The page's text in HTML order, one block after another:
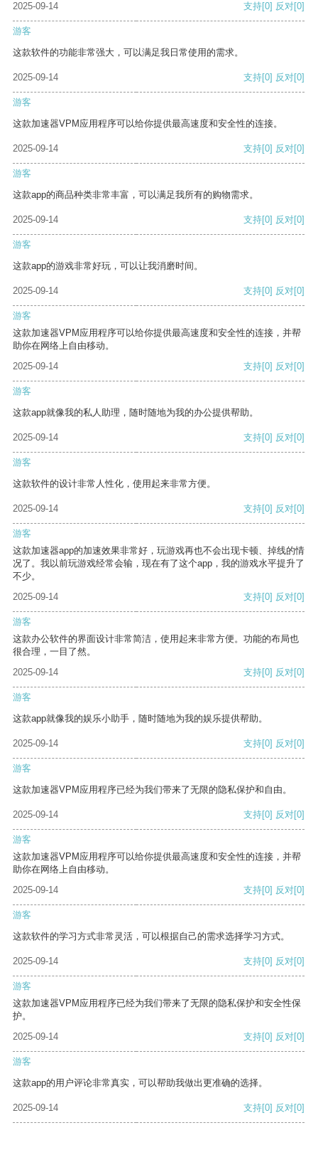
2025-09-14 支持[0] 反对[0]
游客
这款软件的功能非常强大，可以满足我日常使用的需求。
2025-09-14 支持[0] 反对[0]
游客
这款加速器VPM应用程序可以给你提供最高速度和安全性的连接。
2025-09-14 支持[0] 反对[0]
游客
这款app的商品种类非常丰富，可以满足我所有的购物需求。
2025-09-14 支持[0] 反对[0]
游客
这款app的游戏非常好玩，可以让我消磨时间。
2025-09-14 支持[0] 反对[0]
游客
这款加速器VPM应用程序可以给你提供最高速度和安全性的连接，并帮
助你在网络上自由移动。
2025-09-14
支持[0] 反对[0]
游客
这款app就像我的私人助理，随时随地为我的办公提供帮助。
2025-09-14 支持[0] 反对[0]
游客
这款软件的设计非常人性化，使用起来非常方便。
2025-09-14 支持[0] 反对[0]
游客
这款加速器app的加速效果非常好，玩游戏再也不会出现卡顿、掉线的情
况了。我以前玩游戏经常会输，现在有了这个app，我的游戏水平提升了
不少。
2025-09-14
支持[0] 反对[0]
游客
这款办公软件的界面设计非常简洁，使用起来非常方便。功能的布局也
很合理，一目了然。
2025-09-14
支持[0] 反对[0]
游客
这款app就像我的娱乐小助手，随时随地为我的娱乐提供帮助。
2025-09-14 支持[0] 反对[0]
游客
这款加速器VPM应用程序已经为我们带来了无限的隐私保护和自由。
2025-09-14 支持[0] 反对[0]
游客
这款加速器VPM应用程序可以给你提供最高速度和安全性的连接，并帮
助你在网络上自由移动。
2025-09-14
支持[0] 反对[0]
游客
这款软件的学习方式非常灵活，可以根据自己的需求选择学习方式。
2025-09-14 支持[0] 反对[0]
游客
这款加速器VPM应用程序已经为我们带来了无限的隐私保护和安全性保
护。
2025-09-14
支持[0] 反对[0]
游客
这款app的用户评论非常真实，可以帮助我做出更准确的选择。
2025-09-14 支持[0] 反对[0]